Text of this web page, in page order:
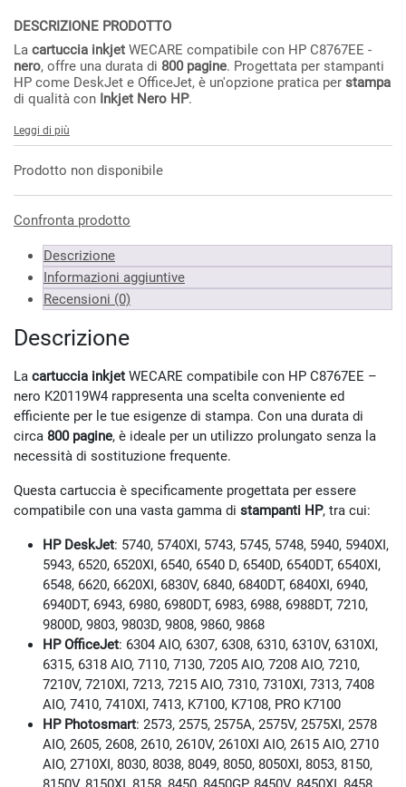
DESCRIZIONE PRODOTTO
La cartuccia inkjet WECARE compatibile con HP C8767EE -
nero, offre una durata di 800 pagine. Progettata per stampanti
HP come DeskJet e OfficeJet, è un'opzione pratica per stampa
di qualità con Inkjet Nero HP.
Leggi di più
Prodotto non disponibile
Confronta prodotto
Descrizione
Informazioni aggiuntive
Recensioni (0)
Descrizione
La cartuccia inkjet WECARE compatibile con HP C8767EE –
nero K20119W4 rappresenta una scelta conveniente ed
efficiente per le tue esigenze di stampa. Con una durata di
circa 800 pagine, è ideale per un utilizzo prolungato senza la
necessità di sostituzione frequente.
Questa cartuccia è specificamente progettata per essere
compatibile con una vasta gamma di stampanti HP, tra cui:
HP DeskJet: 5740, 5740XI, 5743, 5745, 5748, 5940, 5940XI,
5943, 6520, 6520XI, 6540, 6540 D, 6540D, 6540DT, 6540XI,
6548, 6620, 6620XI, 6830V, 6840, 6840DT, 6840XI, 6940,
6940DT, 6943, 6980, 6980DT, 6983, 6988, 6988DT, 7210,
9800D, 9803, 9803D, 9808, 9860, 9868
HP OfficeJet: 6304 AIO, 6307, 6308, 6310, 6310V, 6310XI,
6315, 6318 AIO, 7110, 7130, 7205 AIO, 7208 AIO, 7210,
7210V, 7210XI, 7213, 7215 AIO, 7310, 7310XI, 7313, 7408
AIO, 7410, 7410XI, 7413, K7100, K7108, PRO K7100
HP Photosmart: 2573, 2575, 2575A, 2575V, 2575XI, 2578
AIO, 2605, 2608, 2610, 2610V, 2610XI AIO, 2615 AIO, 2710
AIO, 2710XI, 8030, 8038, 8049, 8050, 8050XI, 8053, 8150,